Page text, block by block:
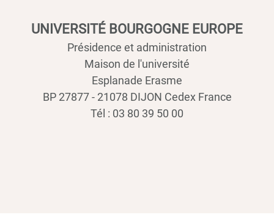
UNIVERSITÉ BOURGOGNE EUROPE
Présidence et administration
Maison de l'université
Esplanade Erasme
BP 27877 - 21078 DIJON Cedex France
Tél : 03 80 39 50 00